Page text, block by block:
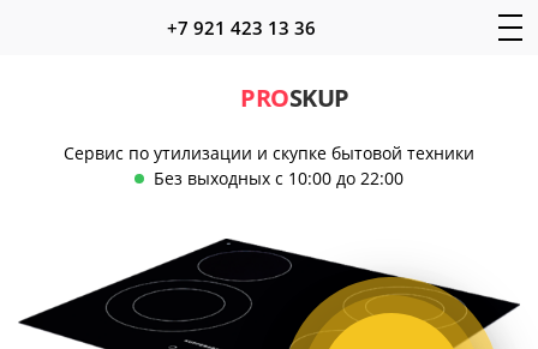
PROSKUP
Сервис по утилизации и скупке бытовой техники
Без выходных с 10:00 до 22:00
+7 921 423 13 36